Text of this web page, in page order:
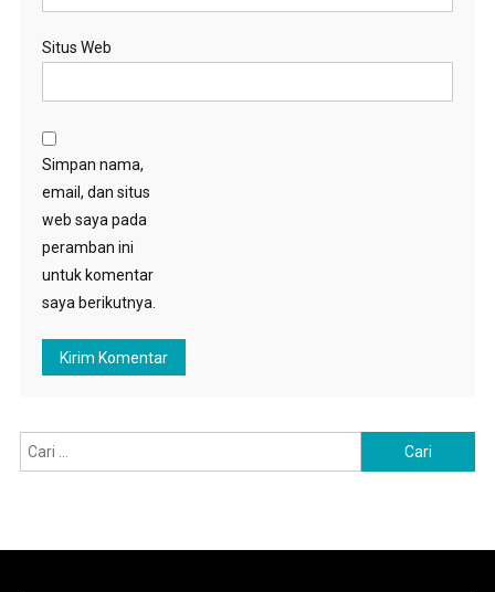
Situs Web
Simpan nama,
email, dan situs
web saya pada
peramban ini
untuk komentar
saya berikutnya.
untuk: